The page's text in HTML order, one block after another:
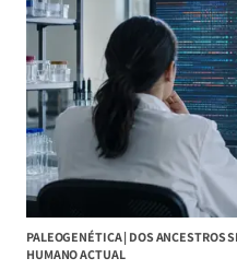
PALEOGENÉTICA | DOS ANCESTROS
HUMANO ACTUAL